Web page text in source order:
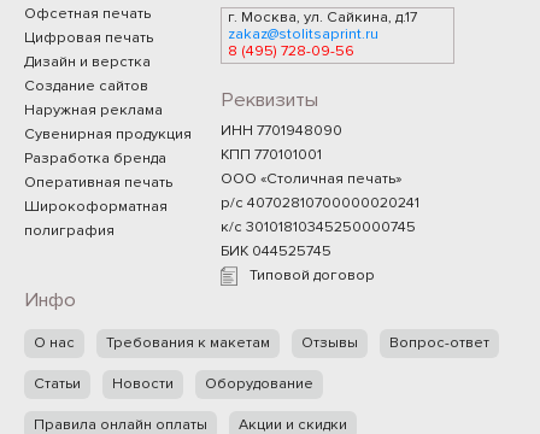
Офсетная печать
Цифровая печать
Дизайн и верстка
Создание сайтов
Наружная реклама
Сувенирная продукция
Разработка бренда
Оперативная печать
Широкоформатная
полиграфия
г. Москва, ул. Сайкина, д.17
zakaz@stolitsaprint.ru
8 (495) 728-09-56
Реквизиты
ИНН 7701948090
КПП 770101001
ООО «Столичная печать»
р/с 40702810700000020241
к/с 30101810345250000745
БИК 044525745
Типовой договор
Инфо
О нас Требования к макетам Отзывы Вопрос-ответ
Статьи Новости Оборудование
Правила онлайн оплаты Акции и скидки